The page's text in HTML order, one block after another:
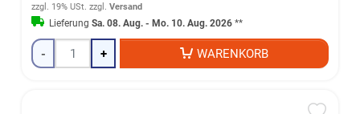
zzgl. 19% USt. zzgl.Versand
LieferungSa. 08. Aug. - Mo. 10. Aug. 2026 **
- + WARENKORB